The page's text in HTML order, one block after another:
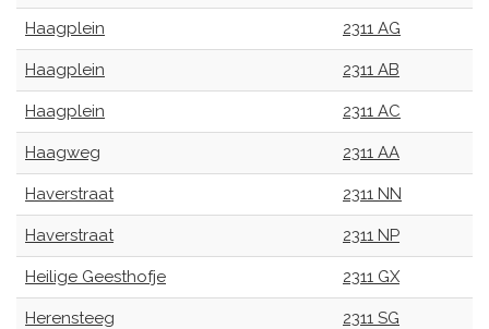
Haagplein 2311 AG
Haagplein 2311 AB
Haagplein 2311 AC
Haagweg 2311 AA
Haverstraat 2311 NN
Haverstraat 2311 NP
Heilige Geesthofje 2311 GX
Herensteeg 2311 SG